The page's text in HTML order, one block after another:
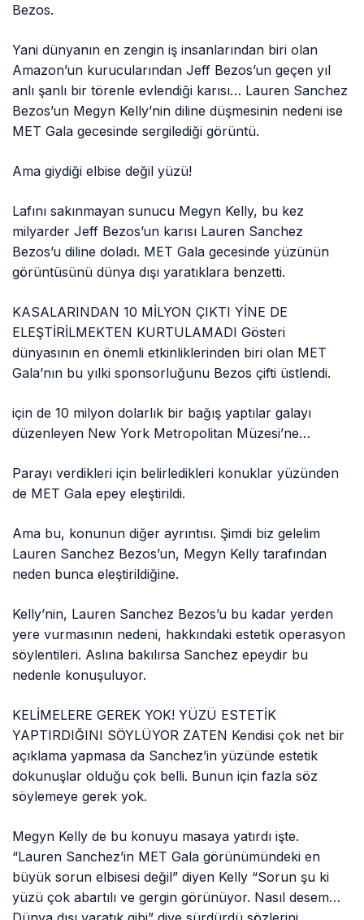
Bezos.
Yani dünyanın en zengin iş insanlarından biri olan
Amazon’un kurucularından Jeff Bezos’un geçen yıl
anlı şanlı bir törenle evlendiği karısı… Lauren Sanchez
Bezos’un Megyn Kelly’nin diline düşmesinin nedeni ise
MET Gala gecesinde sergilediği görüntü.
Ama giydiği elbise değil yüzü!
Lafını sakınmayan sunucu Megyn Kelly, bu kez
milyarder Jeff Bezos’un karısı Lauren Sanchez
Bezos’u diline doladı. MET Gala gecesinde yüzünün
görüntüsünü dünya dışı yaratıklara benzetti.
KASALARINDAN 10 MİLYON ÇIKTI YİNE DE
ELEŞTİRİLMEKTEN KURTULAMADI Gösteri
dünyasının en önemli etkinliklerinden biri olan MET
Gala’nın bu yılki sponsorluğunu Bezos çifti üstlendi.
için de 10 milyon dolarlık bir bağış yaptılar galayı
düzenleyen New York Metropolitan Müzesi’ne…
Parayı verdikleri için belirledikleri konuklar yüzünden
de MET Gala epey eleştirildi.
Ama bu, konunun diğer ayrıntısı. Şimdi biz gelelim
Lauren Sanchez Bezos’un, Megyn Kelly tarafından
neden bunca eleştirildiğine.
Kelly’nin, Lauren Sanchez Bezos’u bu kadar yerden
yere vurmasının nedeni, hakkındaki estetik operasyon
söylentileri. Aslına bakılırsa Sanchez epeydir bu
nedenle konuşuluyor.
KELİMELERE GEREK YOK! YÜZÜ ESTETİK
YAPTIRDIĞINI SÖYLÜYOR ZATEN Kendisi çok net bir
açıklama yapmasa da Sanchez’in yüzünde estetik
dokunuşlar olduğu çok belli. Bunun için fazla söz
söylemeye gerek yok.
Megyn Kelly de bu konuyu masaya yatırdı işte.
“Lauren Sanchez’in MET Gala görünümündeki en
büyük sorun elbisesi değil” diyen Kelly “Sorun şu ki
yüzü çok abartılı ve gergin görünüyor. Nasıl desem…